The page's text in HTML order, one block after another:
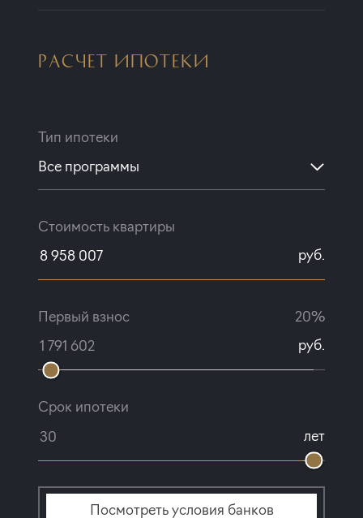
РАСЧЕТ ИПОТЕКИ
Тип ипотеки
Все программы
Стоимость квартиры
руб.
Первый взнос
20%
руб.
Срок ипотеки
лет
Посмотреть условия банков